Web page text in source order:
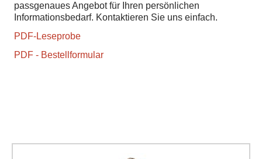
passgenaues Angebot für Ihren persönlichen
Informationsbedarf. Kontaktieren Sie uns einfach.
PDF-Leseprobe
PDF - Bestellformular